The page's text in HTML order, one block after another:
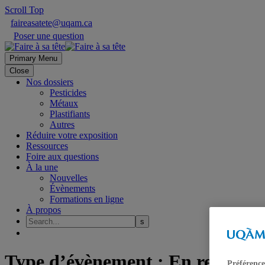
Scroll Top
faireasatete@uqam.ca
Poser une question
Primary Menu
Close
Nos dossiers
Pesticides
Métaux
Plastifiants
Autres
Réduire votre exposition
Ressources
Foire aux questions
À la une
Nouvelles
Évènements
Formations en ligne
À propos